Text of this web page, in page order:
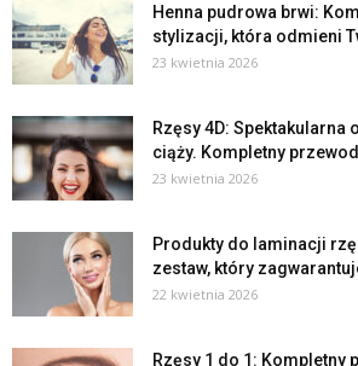
Henna pudrowa brwi:
stylizacji, która odmieni
23 kwietnia 2026
Rzęsy 4D: Spektakularna
ciąży. Kompletny
23 kwietnia 2026
Produkty do laminacji
zestaw, który
22 kwietnia 2026
Rzęsy 1 do 1: Kompletny